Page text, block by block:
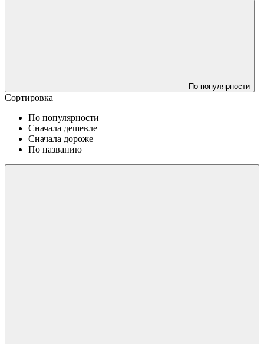
По популярности
Сортировка
По популярности
Сначала дешевле
Сначала дороже
По названию